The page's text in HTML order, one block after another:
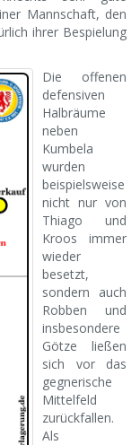
Mannschaft, den
ihrer Bespielung
Die offenen
defensiven
Halbräume
neben
Kumbela
wurden
beispielsweise
nicht nur von
Thiago und
Kroos immer
wieder
besetzt,
sondern auch
Robben und
insbesondere
Götze ließen
sich vor das
gegnerische
Mittelfeld
zurückfallen.
Als